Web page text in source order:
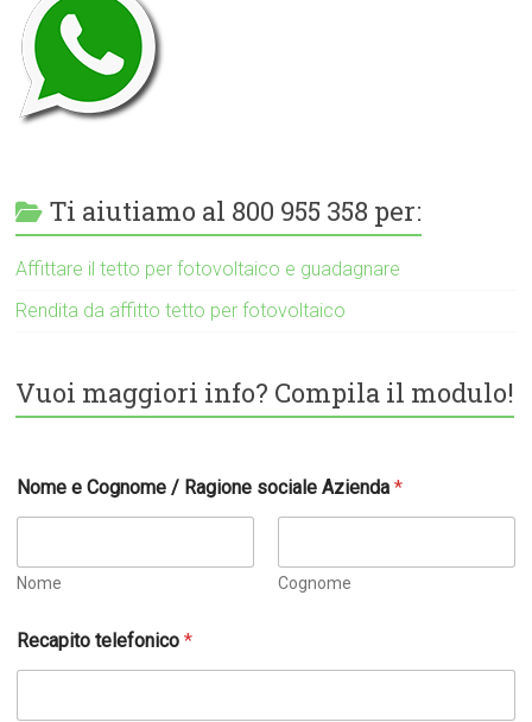
Ti aiutiamo al 800 955 358 per:
Affittare il tetto per fotovoltaico e guadagnare
Rendita da affitto tetto per fotovoltaico
Vuoi maggiori info? Compila il modulo!
Nome e Cognome / Ragione sociale Azienda*
Nome Cognome
Recapito telefonico*